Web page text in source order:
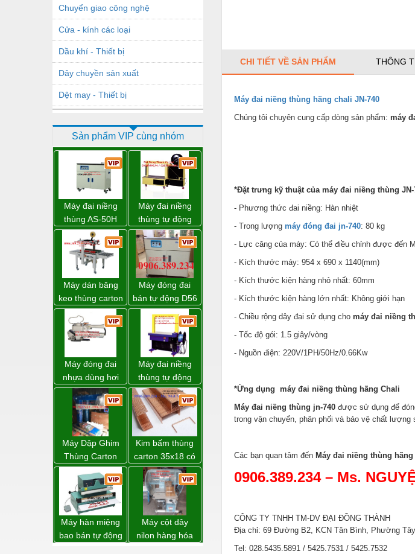
Chuyển giao công nghệ
Cửa - kính các loại
Dầu khí - Thiết bị
Dây chuyền sản xuất
Dệt may - Thiết bị
Dịch vụ - Thi công
Điện công nghiệp
Điện gia dụng
Điện Lạnh
Đóng tàu Thiết bị
Đúc chính xác Thiết bị
Dụng cụ cầm tay
Dụng cụ cắt gọt
Dụng cụ điện
Dụng cụ đo
Gỗ - Trang thiết bị
Hàn cắt - Thiết bị
Hóa chất-Trang thiết bị
Kệ công nghiệp
Khí nén - Thiết bị
Khuôn mẫu - Phụ tùng
Lọc công nghiệp
Máy công cụ - Phụ tùng
Mỏ - Trang thiết bị
Sản phẩm VIP cùng nhóm
Máy đai niềng
thùng AS-50H
Wellpack
Máy đai niềng
thùng tự động
DBA-80A Đài
Loan giá rẻ
Máy dán băng
keo thùng carton
WP-5050RL
chính hãng
Máy đóng đai
bán tự động D56
Strapack
Máy đóng đai
nhựa dùng hơi
khí nén WP-20
Máy đai niềng
thùng tự động
DBA-200 giá tốt
Máy Dập Ghim
Thùng Carton
Wp-1200 Chính
Hãng Đài Loan
Kim bấm thùng
carton 35x18 có
sẵn giá rẻ toàn
quốc
Máy hàn miệng
bao bán tự động
Máy cột dây
nilon hàng hóa
CHI TIẾT VỀ SẢN PHẨM THÔNG
Máy đai niềng thùng hãng chali JN-740
Chúng tôi chuyên cung cấp dòng sản phẩm: máy
*Đặt trưng kỹ thuật của máy đai niềng thùng JN-
- Phương thức đai niềng: Hàn nhiệt
- Trong lượng máy đóng đai jn-740: 80 kg
- Lực căng của máy: Có thể điều chỉnh được đến
- Kích thước máy: 954 x 690 x 1140(mm)
- Kích thước kiện hàng nhỏ nhất: 60mm
- Kích thước kiện hàng lớn nhất: Không giới hạn
- Chiều rộng dây đai sử dụng cho máy đai niềng
- Tốc độ gói: 1.5 giây/vòng
- Nguồn điện: 220V/1PH/50Hz/0.66Kw
*Ứng dụng máy đai niềng thùng hãng Chali
Máy đai niềng thùng jn-740 được sử dụng để
trong vận chuyển, phân phối và bảo vệ chất lượng
Các bạn quan tâm đến Máy đai niềng thùng hãng
0906.389.234 – Ms.
CÔNG TY TNHH TM-DV ĐẠI ĐỒNG THÀNH
Địa chỉ: 69 Đường B2, KCN Tân Bình, Phường Tây
Tel: 028.5435.5891 / 5425.7531 / 5425.7532